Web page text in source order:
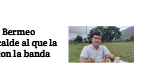
al que la
la banda